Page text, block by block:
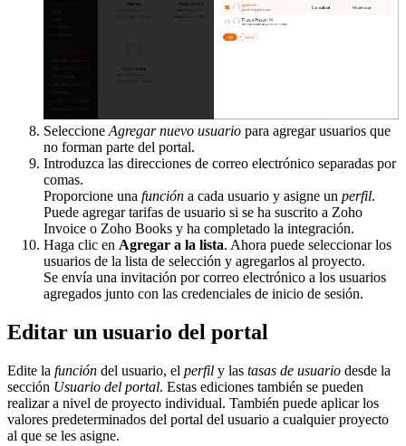
SeleccioneAgregar nuevo usuario para agregar usuarios que
no forman parte del portal.
Introduzca las direcciones de correo electrónico separadas por
comas.
Proporcione una función a cada usuario y asigne un perfil.
Puede agregar tarifas de usuario si se ha suscrito a Zoho
Invoice o Zoho Books y ha completado la integración.
Haga clic en Agregar a la lista. Ahora puede seleccionar los
usuarios de la lista de selección y agregarlos al proyecto.
Se envía una invitación por correo electrónico a los usuarios
agregados junto con las credenciales de inicio de sesión.
Editar un usuario del portal
Edite la función del usuario, el perfil y las tasas de usuario desde la
sección Usuario del portal. Estas ediciones también se pueden
realizar a nivel de proyecto individual. También puede aplicar los
valores predeterminados del portal del usuario a cualquier proyecto
al que se les asigne.